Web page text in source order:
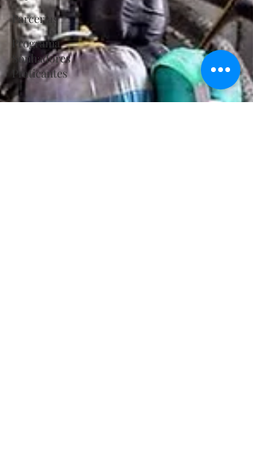
Parcerias
Programa
Sonhadores
Praticantes